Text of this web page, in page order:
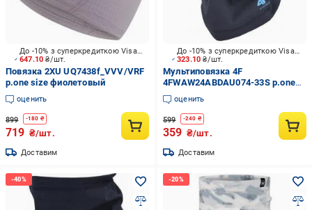
647.10₴/шт.
До -10% з суперкредиткою Visa Вигода
Повязка 2XU UQ7438f_VVV/VRF
р.one size фиолетовый
оценить
899 -180 ₴
719 ₴/шт.
Доставим
323.10₴/шт.
До -10% з суперкредиткою Visa Вигода
Мультиповязка 4F
4FWAW24ABDAU074-33S р.one
size синий
оценить
599 -240 ₴
359 ₴/шт.
Доставим